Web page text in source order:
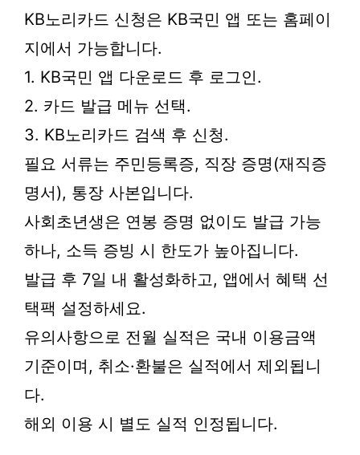
KB노리카드 신청은 KB국민 앱 또는 홈페이
지에서 가능합니다.
1. KB국민 앱 다운로드 후 로그인.
2. 카드 발급 메뉴 선택.
3. KB노리카드 검색 후 신청.
필요 서류는 주민등록증, 직장 증명(재직증
명서), 통장 사본입니다.
사회초년생은 연봉 증명 없이도 발급 가능
하나, 소득 증빙 시 한도가 높아집니다.
발급 후 7일 내 활성화하고, 앱에서 혜택 선
택팩 설정하세요.
유의사항으로 전월 실적은 국내 이용금액
기준이며, 취소·환불은 실적에서 제외됩니
다.
해외 이용 시 별도 실적 인정됩니다.